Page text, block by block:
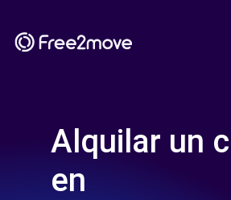
Alquilar un
en